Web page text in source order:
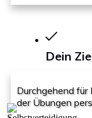
Dein
Durchgehend für
der Übungen